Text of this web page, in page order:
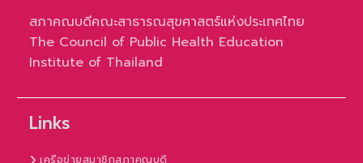
สภาคณบดีคณะสาธารณสุขศาสตร์แห่งประเทศไทย
The Council of Public Health Education
Institute of Thailand
Links
เครือข่ายสมาชิกสภาคณบดี